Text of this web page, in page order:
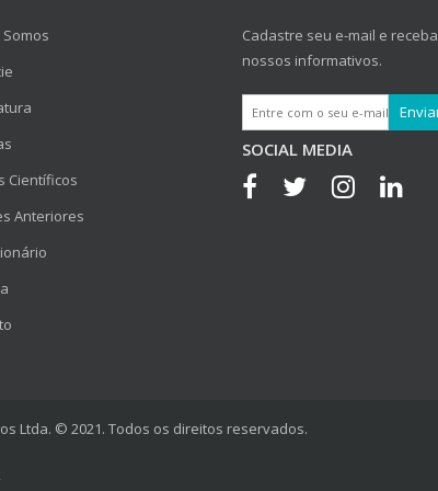
Científicos
Anteriores
Cadastre seu e-mail e receba
nossos informativos.
SOCIAL MEDIA
Ltda. © 2021. Todos os direitos reservados.